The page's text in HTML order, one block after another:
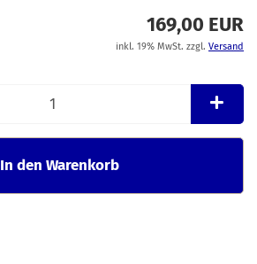
169,00 EUR
inkl. 19% MwSt. zzgl. Versand
In den Warenkorb